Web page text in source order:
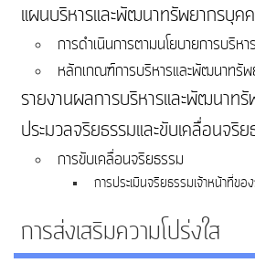
แผนบริหารและพัฒนาทรัพยากรบุค
การดำเนินการตามนโยบายการบริห
หลักเกณฑ์การบริหารและพัฒนาทรั
รายงานผลการบริหารและพัฒนาท
ประมวลจริยธรรมและขับเคลื่อนจริ
การขับเคลื่อนจริยธรรม
การประเมินจริยธรรมเจ้าหน้าที่ขอ
การส่งเสริมความโปร่งใส